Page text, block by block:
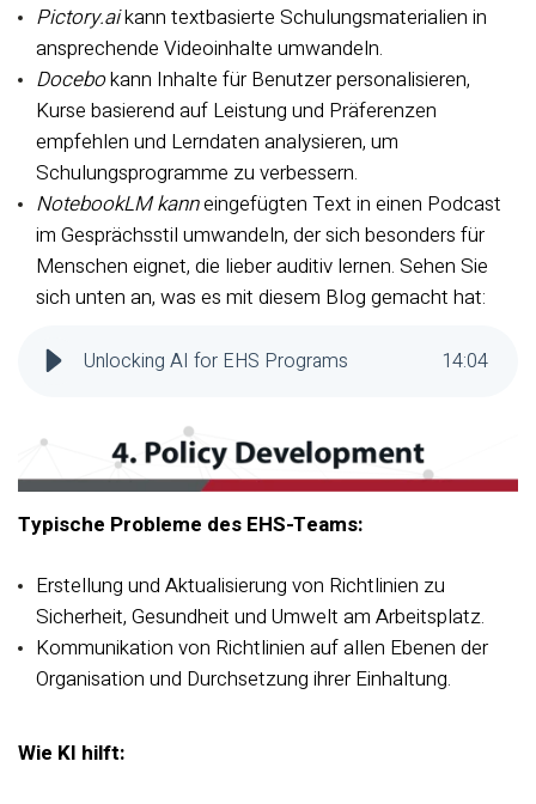
Pictory.aikann textbasierte Schulungsmaterialien in
ansprechende Videoinhalte umwandeln.
Docebokann Inhalte für Benutzer personalisieren,
Kurse basierend auf Leistung und Präferenzen
empfehlen und Lerndaten analysieren, um
Schulungsprogramme zu verbessern.
NotebookLM kanneingefügten Text in einen Podcast
im Gesprächsstil umwandeln, der sich besonders für
Menschen eignet, die lieber auditiv lernen. Sehen Sie
sich unten an, was es mit diesem Blog gemacht hat:
Unlocking AI for EHS Programs 14:04
Typische Probleme des EHS-Teams:
Erstellung und Aktualisierung von Richtlinien zu
Sicherheit, Gesundheit und Umwelt am Arbeitsplatz.
Kommunikation von Richtlinien auf allen Ebenen der
Organisation und Durchsetzung ihrer Einhaltung.
Wie KI hilft: